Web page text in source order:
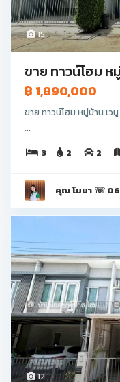
15
ขาย ทาวน์โฮม ห
฿ 1,890,000
ขาย ทาวน์โฮม หมู่บ้าน เว
...
3
2 2
คุณ โมนา ☏
12